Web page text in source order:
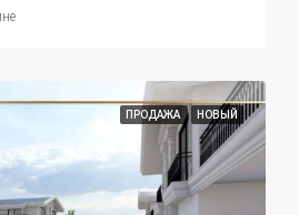
ПРОДАЖА НОВЫЙ